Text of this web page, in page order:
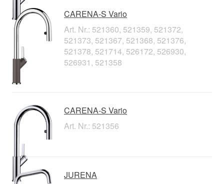
CARENA-S Vario
Art. Nr.: 521360, 521359, 521372,
521373, 521367, 521368, 521376,
521378, 521714, 526172, 526930,
526931, 521358
CARENA-S Vario
Art. Nr.: 521356
JURENA